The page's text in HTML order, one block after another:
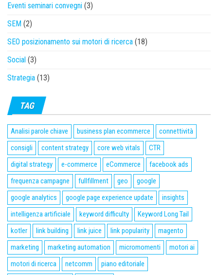
Eventi seminari convegni (3)
SEM (2)
SEO posizionamento sui motori di ricerca (18)
Social (3)
Strategia (13)
TAG
Analisi parole chiave business plan ecommerce
connettività
consigli
content strategy core web vitals
CTR
digital strategy
e-commerce eCommerce
facebook ads
frequenza campagne
fullfillment geo
google
google analytics
google page experience update
insights
intelligenza artificiale
keyword difficulty
Keyword Long Tail
kotler
link building link juice link popularity
magento
marketing
marketing automation micromomenti
motori ai
motori di ricerca
netcomm
piano editoriale